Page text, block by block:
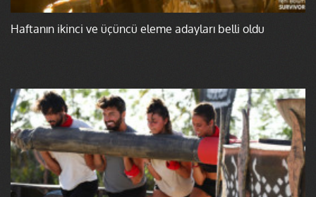
Haftanın ikinci ve üçüncü eleme adayları belli oldu